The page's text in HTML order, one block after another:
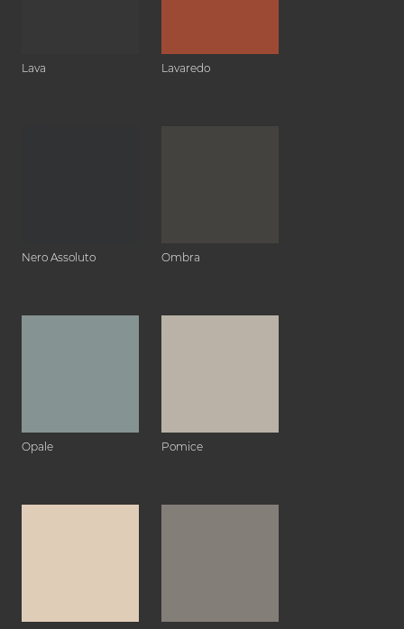
Lava Lavaredo
Nero Assoluto Ombra
Opale Pomice